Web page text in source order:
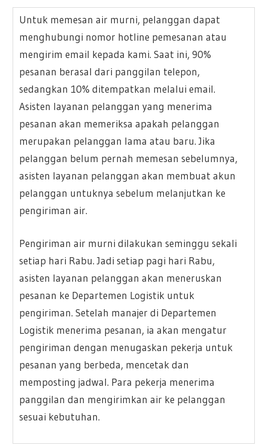
Untuk memesan air murni, pelanggan dapat
menghubungi nomor hotline pemesanan atau
mengirim email kepada kami. Saat ini, 90%
pesanan berasal dari panggilan telepon,
sedangkan 10% ditempatkan melalui email.
Asisten layanan pelanggan yang menerima
pesanan akan memeriksa apakah pelanggan
merupakan pelanggan lama atau baru. Jika
pelanggan belum pernah memesan sebelumnya,
asisten layanan pelanggan akan membuat akun
pelanggan untuknya sebelum melanjutkan ke
pengiriman air.
Pengiriman air murni dilakukan seminggu sekali
setiap hari Rabu. Jadi setiap pagi hari Rabu,
asisten layanan pelanggan akan meneruskan
pesanan ke Departemen Logistik untuk
pengiriman. Setelah manajer di Departemen
Logistik menerima pesanan, ia akan mengatur
pengiriman dengan menugaskan pekerja untuk
pesanan yang berbeda, mencetak dan
memposting jadwal. Para pekerja menerima
panggilan dan mengirimkan air ke pelanggan
sesuai kebutuhan.